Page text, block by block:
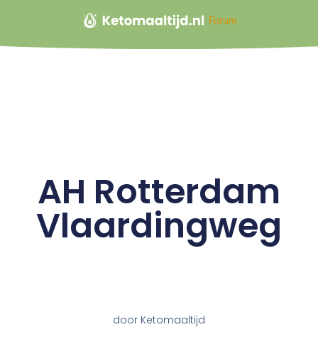
Forum
AH Rotterdam
Vlaardingweg
doorKetomaaltijd